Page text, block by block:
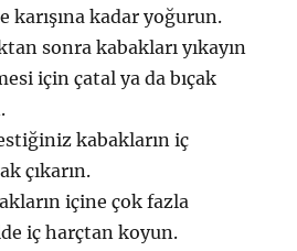
karışına kadar yoğurun.
sonra kabakları yıkayın
için çatal ya da bıçak
kabakların iç
çıkarın.
içine çok fazla
iç harçtan koyun.